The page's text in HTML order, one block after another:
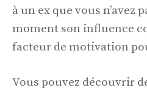
à un ex que vous n’avez
moment son influence
facteur de motivation
Vous pouvez découvrir